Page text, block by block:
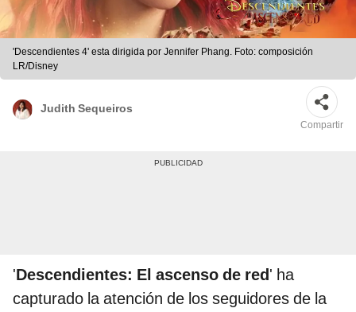
'Descendientes 4' esta dirigida por Jennifer Phang. Foto: composición
LR/Disney
Judith Sequeiros
Compartir
'Descendientes: El ascenso de red' ha
capturado la atención de los seguidores de la